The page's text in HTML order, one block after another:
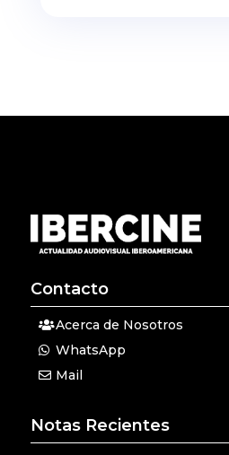
Contacto
Acerca de Nosotros
WhatsApp
Mail
Notas Recientes